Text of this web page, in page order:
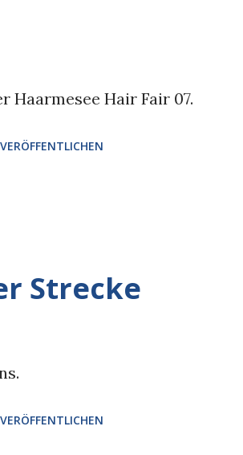
Haarmesee Hair Fair 07.
Strecke